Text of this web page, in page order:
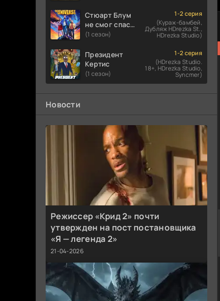
Стюарт Блум
не смог спасти
вселенную
(1 сезон)
1-2 серия
(Кураж-бамбей,
Дубляж HDrezka St.,
HDrezka Studio)
Президент
Кертис
(1 сезон)
1-2 серия
(HDrezka Studio.
18+, HDrezka Studio,
Syncmer)
Новости
Режиссер «Крид 2» почти
утвержден на пост постановщика
«Я — легенда 2»
21-04-2026